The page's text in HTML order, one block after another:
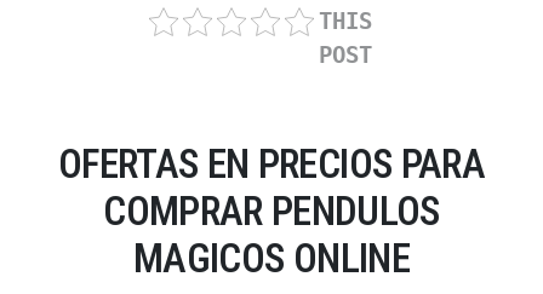
THIS
POST
OFERTAS EN PRECIOS PARA
COMPRAR PENDULOS
MAGICOS ONLINE